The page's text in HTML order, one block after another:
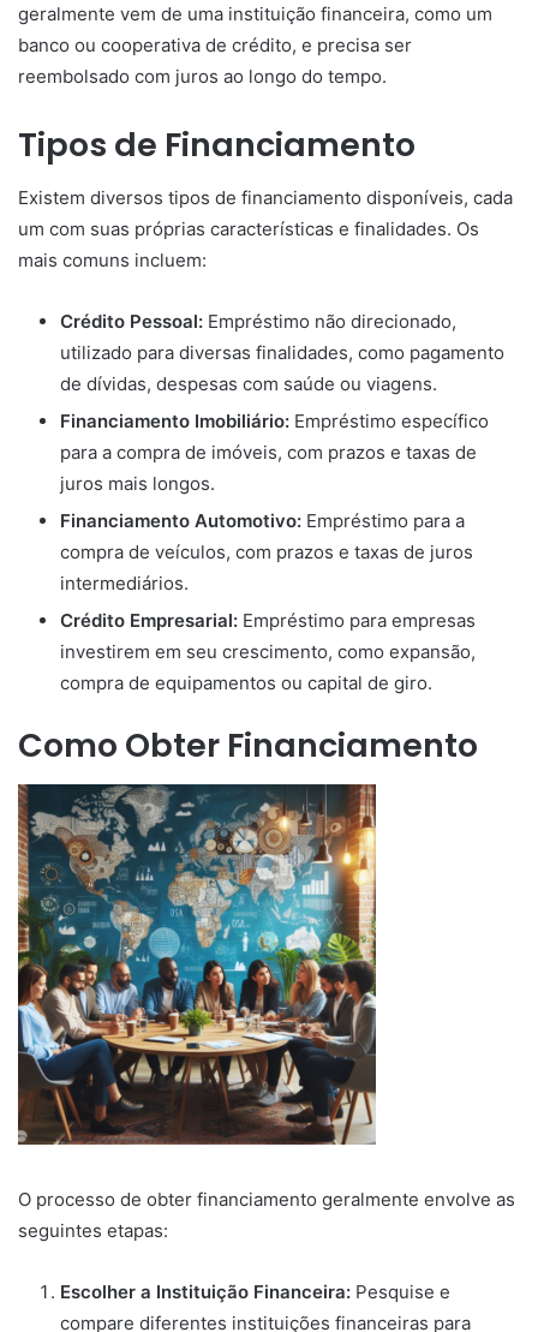
geralmente vem de uma instituição financeira, como um
banco ou cooperativa de crédito, e precisa ser
reembolsado com juros ao longo do tempo.
Tipos de Financiamento
Existem diversos tipos de financiamento disponíveis, cada
um com suas próprias características e finalidades. Os
mais comuns incluem:
Crédito Pessoal: Empréstimo não direcionado,
utilizado para diversas finalidades, como pagamento
de dívidas, despesas com saúde ou viagens.
Financiamento Imobiliário: Empréstimo específico
para a compra de imóveis, com prazos e taxas de
juros mais longos.
Financiamento Automotivo: Empréstimo para a
compra de veículos, com prazos e taxas de juros
intermediários.
Crédito Empresarial: Empréstimo para empresas
investirem em seu crescimento, como expansão,
compra de equipamentos ou capital de giro.
Como Obter Financiamento
O processo de obter financiamento geralmente envolve as
seguintes etapas:
Escolher a Instituição Financeira: Pesquise e
compare diferentes instituições financeiras para